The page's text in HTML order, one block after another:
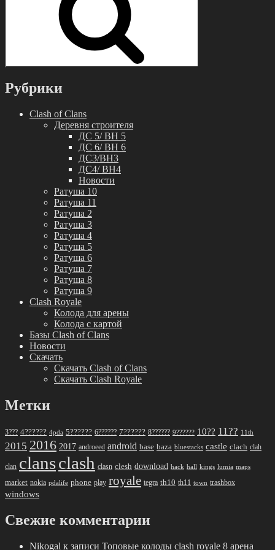
Рубрики
Clash of Clans
Деревня строителя
ДС 5/ BH 5
ДС 6/ BH 6
ДС3/BH3
ДС4/ BH4
Новости
Ратуша 10
Ратуша 11
Ратуша 2
Ратуша 3
Ратуша 4
Ратуша 5
Ратуша 6
Ратуша 7
Ратуша 8
Ратуша 9
Clash Royale
Колода для арены
Колода с картой
Базы Clash of Clans
Новости
Скачать
Скачать Clash of Clans
Скачать Clash Royale
Метки
3??? 4?????? 4pda 5?????? 6?????? 7?????? 8?????? 9?????? 10?? 11?? 11th
2015 2016 2017 androeed android base baza bluestacks castle clach clah
clan clansclash clasn clesh download hack hall kings lumia maps
market nokia pdalife phone play royale tegra th10 th11 town trashbox
windows
Свежие комментарии
Nikogal к записи Топовые колоды clash royale 8 арена